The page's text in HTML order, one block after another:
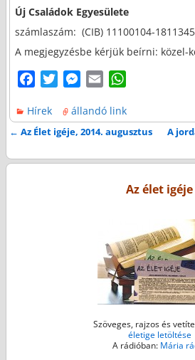
Új Családok Egyesülete
számlaszám: (CIB) 11100104-
A megjegyzésbe kérjük beírni: közel-
c
e
o
t
e
M
s
s
n
a
i
a
t
A
p
p
Hírek állandó link
← Az Élet igéje, 2014. augusztus
A
Az élet igéje
Szöveges, rajzos és
életige letöltése
A rádióban: Mária